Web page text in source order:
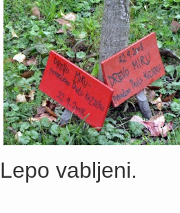
Lepo vabljeni.